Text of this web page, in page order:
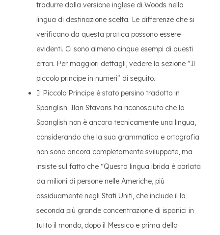
tradurre dalla versione inglese di Woods nella
lingua di destinazione scelta. Le differenze che si
verificano da questa pratica possono essere
evidenti. Ci sono almeno cinque esempi di questi
errori. Per maggiori dettagli, vedere la sezione "Il
piccolo principe in numeri" di seguito.
Il Piccolo Principe è stato persino tradotto in
Spanglish. Ilan Stavans ha riconosciuto che lo
Spanglish non è ancora tecnicamente una lingua,
considerando che la sua grammatica e ortografia
non sono ancora completamente sviluppate, ma
insiste sul fatto che “Questa lingua ibrida è parlata
da milioni di persone nelle Americhe, più
assiduamente negli Stati Uniti, che include il la
seconda più grande concentrazione di ispanici in
tutto il mondo, dopo il Messico e prima della